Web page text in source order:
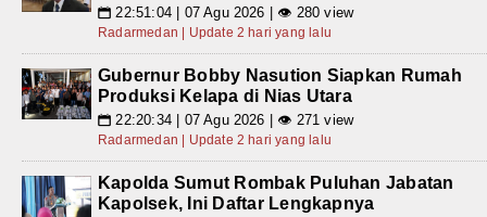
📅 22:51:04 | 07 Agu 2026 | 👁 280 view
Radarmedan | Update 2 hari yang lalu
Gubernur Bobby Nasution Siapkan Rumah
Produksi Kelapa di Nias Utara
📅 22:20:34 | 07 Agu 2026 | 👁 271 view
Radarmedan | Update 2 hari yang lalu
Kapolda Sumut Rombak Puluhan Jabatan
Kapolsek, Ini Daftar Lengkapnya